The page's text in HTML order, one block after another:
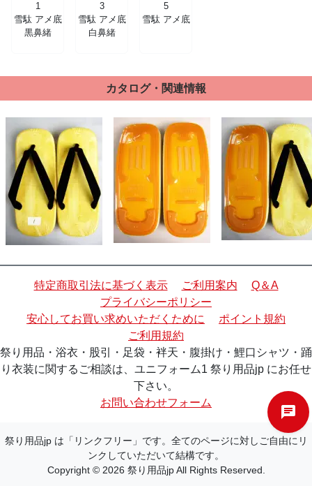
1
雪駄 アメ底
黒鼻緒
3
雪駄 アメ底
白鼻緒
5
雪駄 アメ底
カタログ・関連情報
特定商取引法に基づく表示 ご利用案内
Q＆A
プライバシーポリシー
安心してお買い求めいただくために
ポイント規約
ご利用規約
祭り用品・浴衣・股引・足袋・袢天・腹掛け・鯉口シャツ・踊
り衣装に関するご相談は、ユニフォーム1 祭り用品jp にお任せ
下さい。
お問い合わせフォーム
祭り用品jp は「リンクフリー」です。全てのページに対しご自由にリ
ンクしていただいて結構です。
Copyright © 2026 祭り用品jp All Rights Reserved.